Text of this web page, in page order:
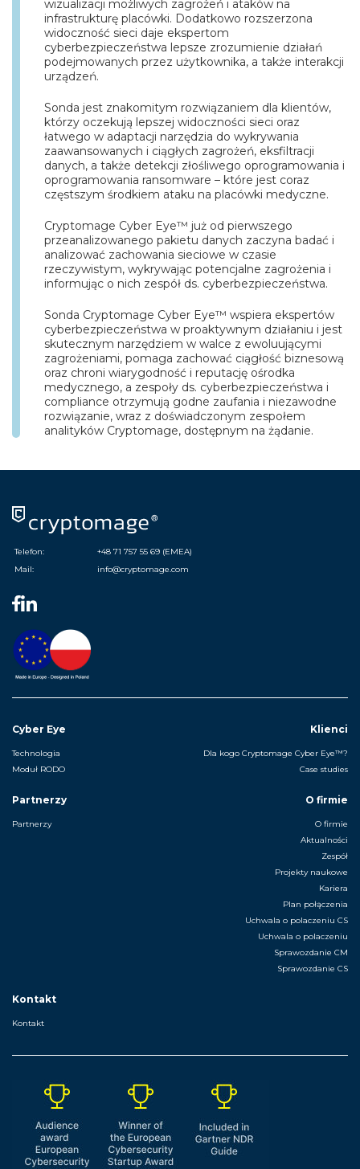
wizualizacji możliwych zagrożeń i ataków na
infrastrukturę placówki. Dodatkowo rozszerzona
widoczność sieci daje ekspertom
cyberbezpieczeństwa lepsze zrozumienie działań
podejmowanych przez użytkownika, a także interakcji
urządzeń.
Sonda jest znakomitym rozwiązaniem dla klientów,
którzy oczekują lepszej widoczności sieci oraz
łatwego w adaptacji narzędzia do wykrywania
zaawansowanych i ciągłych zagrożeń, eksfiltracji
danych, a także detekcji złośliwego oprogramowania i
oprogramowania ransomware – które jest coraz
częstszym środkiem ataku na placówki medyczne.
Cryptomage Cyber Eye™ już od pierwszego
przeanalizowanego pakietu danych zaczyna badać i
analizować zachowania sieciowe w czasie
rzeczywistym, wykrywając potencjalne zagrożenia i
informując o nich zespół ds. cyberbezpieczeństwa.
Sonda Cryptomage Cyber Eye™ wspiera ekspertów
cyberbezpieczeństwa w proaktywnym działaniu i jest
skutecznym narzędziem w walce z ewoluującymi
zagrożeniami, pomaga zachować ciągłość biznesową
oraz chroni wiarygodność i reputację ośrodka
medycznego, a zespoły ds. cyberbezpieczeństwa i
compliance otrzymują godne zaufania i niezawodne
rozwiązanie, wraz z doświadczonym zespołem
analityków Cryptomage, dostępnym na żądanie.
Telefon:
+48 71 757 55 69 (EMEA)
Mail:
info@cryptomage.com
Cyber Eye
Technologia
Moduł RODO
Klienci
Dla kogo Cryptomage Cyber Eye™?
Case studies
Partnerzy
Partnerzy
O firmie
O firmie
Aktualności
Zespół
Projekty naukowe
Kariera
Plan połączenia
Uchwala o polaczeniu CS
Uchwala o polaczeniu
Sprawozdanie CM
Sprawozdanie CS
Kontakt
Kontakt